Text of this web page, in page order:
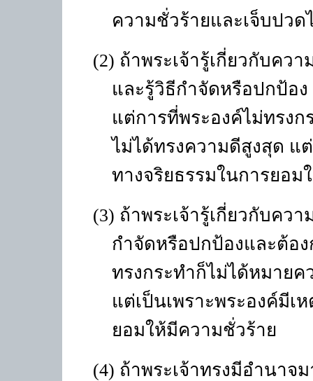
ความชั่วร้ายและเจ็บปวด
(2) ถ้าพระเจ้ารู้เกี่ยวกับคว
และรู้วิธีกำจัดหรือปกป้อ
แต่การที่พระองค์ไม่ทรง
ไม่ได้ทรงความดีสูงสุด แ
ทางจริยธรรมในการยอม
(3) ถ้าพระเจ้ารู้เกี่ยวกับคว
กำจัดหรือปกป้องและต้อ
ทรงกระทำก็ไม่ได้หมาย
แต่เป็นเพราะพระองค์มีเ
ยอมให้มีความชั่วร้าย
(4) ถ้าพระเจ้าทรงมีอำนา